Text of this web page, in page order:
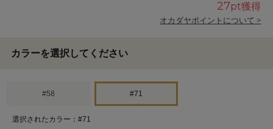
27pt獲得
オカダヤポイントについて >
カラーを選択してください
#58 #71
選択されたカラー：#71